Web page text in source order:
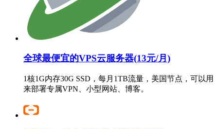
全球最便宜的VPS云服务器(13元/月)
1核1G内存30G SSD，每月1TB流量，美国节点，可以用
来部署专属VPN、小型网站、博客。